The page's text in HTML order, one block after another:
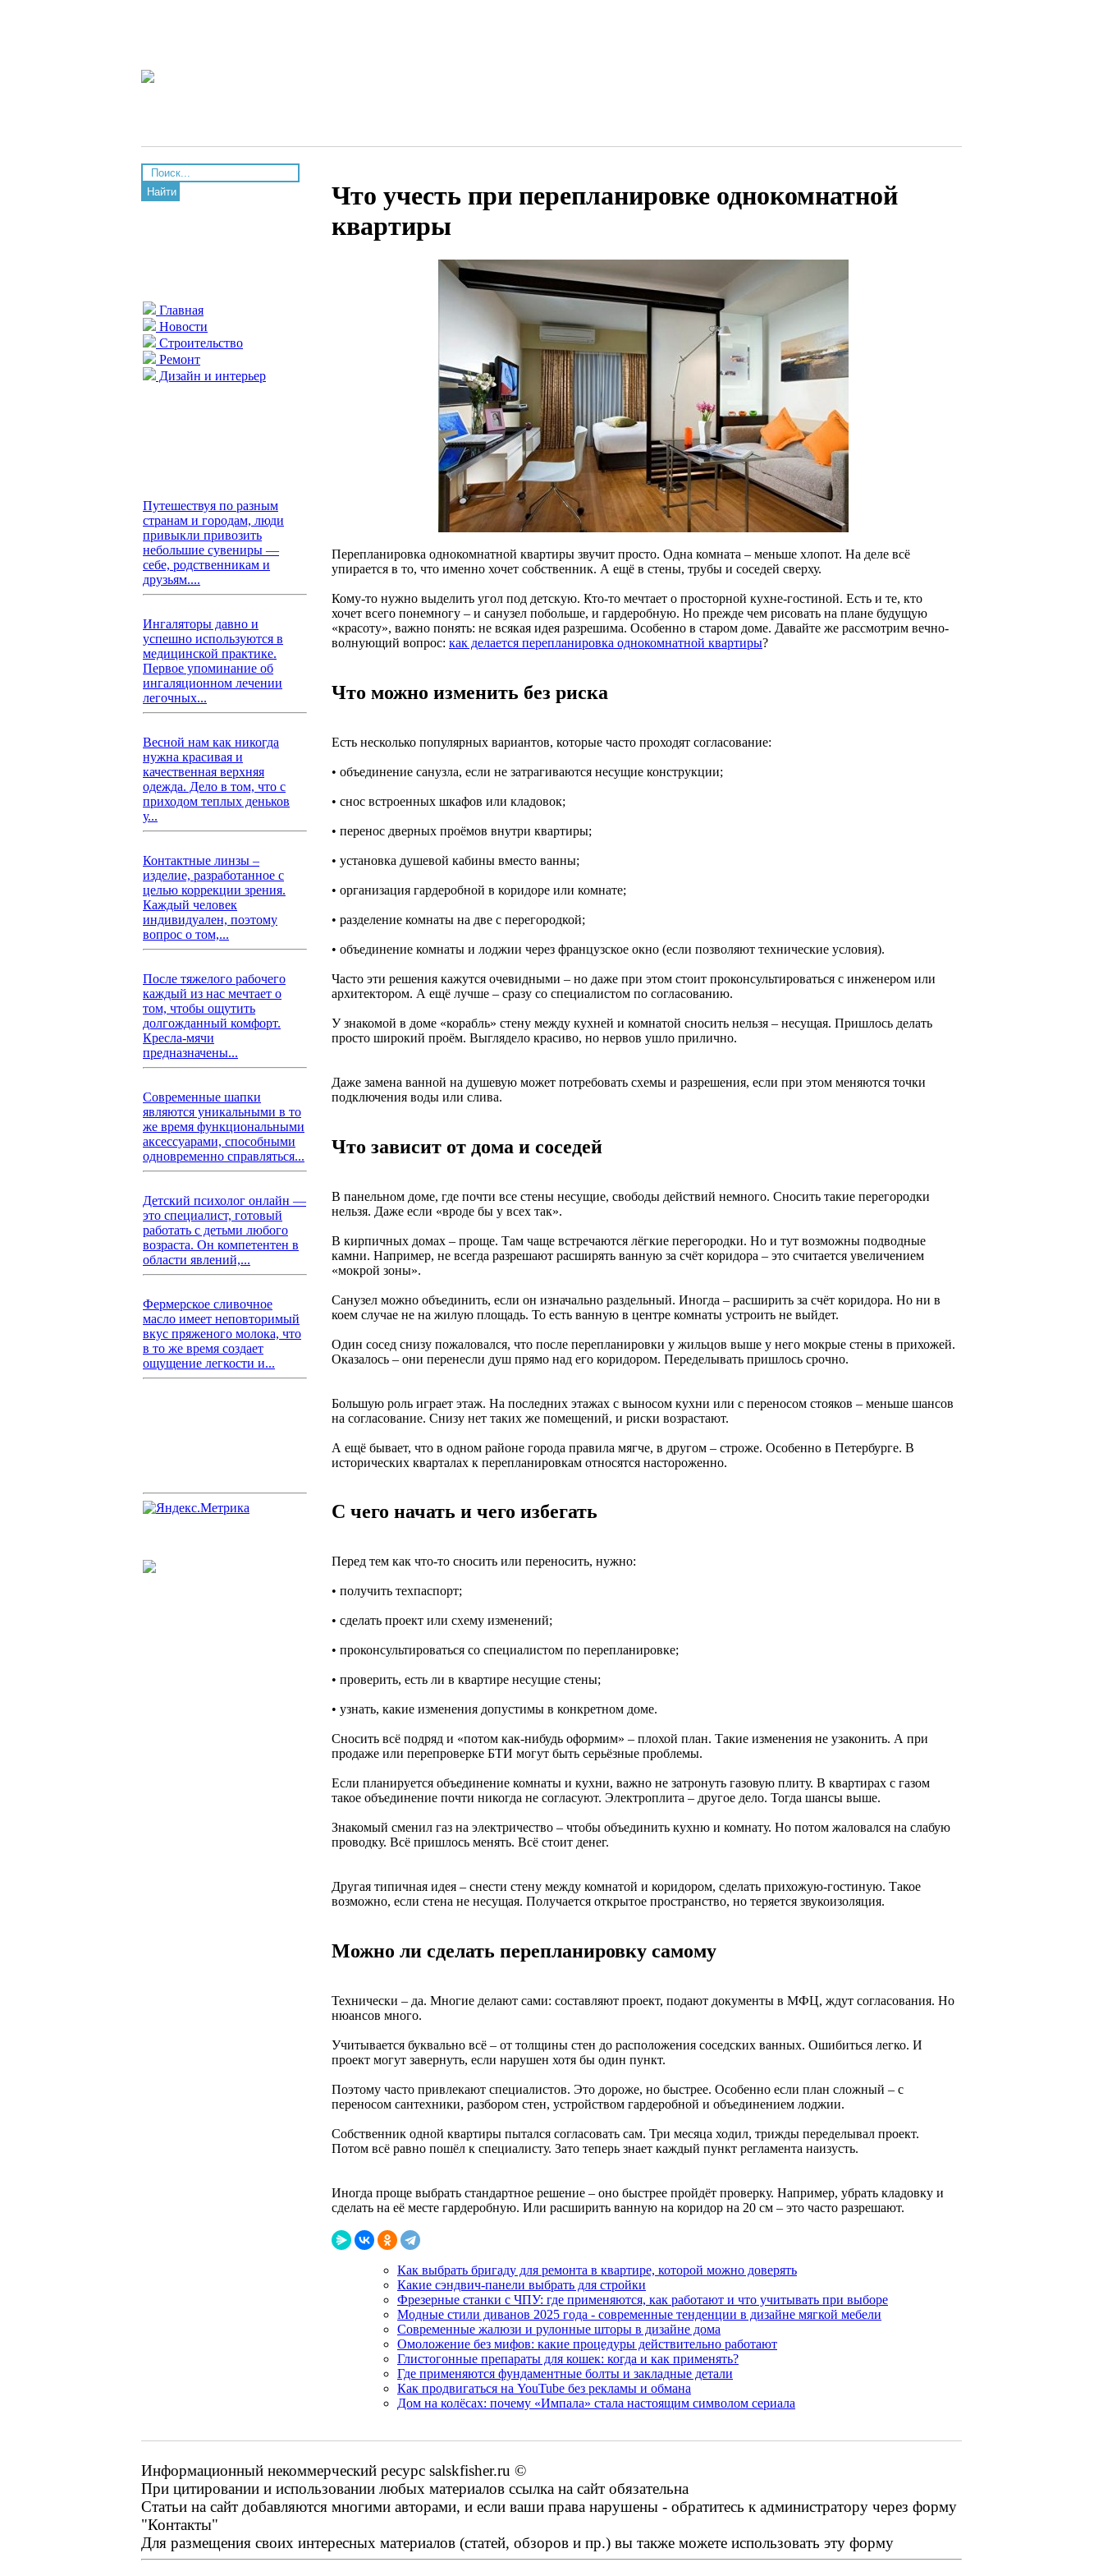
Найти
Главная
Новости
Строительство
Ремонт
Дизайн и интерьер
Путешествуя по разным
странам и городам, люди
привыкли привозить
небольшие сувениры —
себе, родственникам и
друзьям....
Ингаляторы давно и
успешно используются в
медицинской практике.
Первое упоминание об
ингаляционном лечении
легочных...
Весной нам как никогда
нужна красивая и
качественная верхняя
одежда. Дело в том, что с
приходом теплых деньков
у...
Контактные линзы –
изделие, разработанное с
целью коррекции зрения.
Каждый человек
индивидуален, поэтому
вопрос о том,...
После тяжелого рабочего
каждый из нас мечтает о
том, чтобы ощутить
долгожданный комфорт.
Кресла-мячи
предназначены...
Современные шапки
являются уникальными в то
же время функциональными
аксессуарами, способными
одновременно справляться...
Детский психолог онлайн —
это специалист, готовый
работать с детьми любого
возраста. Он компетентен в
области явлений,...
Фермерское сливочное
масло имеет неповторимый
вкус пряженого молока, что
в то же время создает
ощущение легкости и...
Что учесть при перепланировке однокомнатной
квартиры
Перепланировка однокомнатной квартиры звучит просто. Одна комната – меньше хлопот. На деле всё
упирается в то, что именно хочет собственник. А ещё в стены, трубы и соседей сверху.
Кому-то нужно выделить угол под детскую. Кто-то мечтает о просторной кухне-гостиной. Есть и те, кто
хочет всего понемногу – и санузел побольше, и гардеробную. Но прежде чем рисовать на плане будущую
«красоту», важно понять: не всякая идея разрешима. Особенно в старом доме. Давайте же рассмотрим вечно-
волнующий вопрос: как делается перепланировка однокомнатной квартиры?
Что можно изменить без риска
Есть несколько популярных вариантов, которые часто проходят согласование:
• объединение санузла, если не затрагиваются несущие конструкции;
• снос встроенных шкафов или кладовок;
• перенос дверных проёмов внутри квартиры;
• установка душевой кабины вместо ванны;
• организация гардеробной в коридоре или комнате;
• разделение комнаты на две с перегородкой;
• объединение комнаты и лоджии через французское окно (если позволяют технические условия).
Часто эти решения кажутся очевидными – но даже при этом стоит проконсультироваться с инженером или
архитектором. А ещё лучше – сразу со специалистом по согласованию.
У знакомой в доме «корабль» стену между кухней и комнатой сносить нельзя – несущая. Пришлось делать
просто широкий проём. Выглядело красиво, но нервов ушло прилично.
Даже замена ванной на душевую может потребовать схемы и разрешения, если при этом меняются точки
подключения воды или слива.
Что зависит от дома и соседей
В панельном доме, где почти все стены несущие, свободы действий немного. Сносить такие перегородки
нельзя. Даже если «вроде бы у всех так».
В кирпичных домах – проще. Там чаще встречаются лёгкие перегородки. Но и тут возможны подводные
камни. Например, не всегда разрешают расширять ванную за счёт коридора – это считается увеличением
«мокрой зоны».
Санузел можно объединить, если он изначально раздельный. Иногда – расширить за счёт коридора. Но ни в
коем случае не на жилую площадь. То есть ванную в центре комнаты устроить не выйдет.
Один сосед снизу пожаловался, что после перепланировки у жильцов выше у него мокрые стены в прихожей.
Оказалось – они перенесли душ прямо над его коридором. Переделывать пришлось срочно.
Большую роль играет этаж. На последних этажах с выносом кухни или с переносом стояков – меньше шансов
на согласование. Снизу нет таких же помещений, и риски возрастают.
А ещё бывает, что в одном районе города правила мягче, в другом – строже. Особенно в Петербурге. В
исторических кварталах к перепланировкам относятся настороженно.
С чего начать и чего избегать
Перед тем как что-то сносить или переносить, нужно:
• получить техпаспорт;
• сделать проект или схему изменений;
• проконсультироваться со специалистом по перепланировке;
• проверить, есть ли в квартире несущие стены;
• узнать, какие изменения допустимы в конкретном доме.
Сносить всё подряд и «потом как-нибудь оформим» – плохой план. Такие изменения не узаконить. А при
продаже или перепроверке БТИ могут быть серьёзные проблемы.
Если планируется объединение комнаты и кухни, важно не затронуть газовую плиту. В квартирах с газом
такое объединение почти никогда не согласуют. Электроплита – другое дело. Тогда шансы выше.
Знакомый сменил газ на электричество – чтобы объединить кухню и комнату. Но потом жаловался на слабую
проводку. Всё пришлось менять. Всё стоит денег.
Другая типичная идея – снести стену между комнатой и коридором, сделать прихожую-гостиную. Такое
возможно, если стена не несущая. Получается открытое пространство, но теряется звукоизоляция.
Можно ли сделать перепланировку самому
Технически – да. Многие делают сами: составляют проект, подают документы в МФЦ, ждут согласования. Но
нюансов много.
Учитывается буквально всё – от толщины стен до расположения соседских ванных. Ошибиться легко. И
проект могут завернуть, если нарушен хотя бы один пункт.
Поэтому часто привлекают специалистов. Это дороже, но быстрее. Особенно если план сложный – с
переносом сантехники, разбором стен, устройством гардеробной и объединением лоджии.
Собственник одной квартиры пытался согласовать сам. Три месяца ходил, трижды переделывал проект.
Потом всё равно пошёл к специалисту. Зато теперь знает каждый пункт регламента наизусть.
Иногда проще выбрать стандартное решение – оно быстрее пройдёт проверку. Например, убрать кладовку и
сделать на её месте гардеробную. Или расширить ванную на коридор на 20 см – это часто разрешают.
Как выбрать бригаду для ремонта в квартире, которой можно доверять
Какие сэндвич-панели выбрать для стройки
Фрезерные станки с ЧПУ: где применяются, как работают и что учитывать при выборе
Модные стили диванов 2025 года - современные тенденции в дизайне мягкой мебели
Современные жалюзи и рулонные шторы в дизайне дома
Омоложение без мифов: какие процедуры действительно работают
Глистогонные препараты для кошек: когда и как применять?
Где применяются фундаментные болты и закладные детали
Как продвигаться на YouTube без рекламы и обмана
Дом на колёсах: почему «Импала» стала настоящим символом сериала
Информационный некоммерческий ресурс salskfisher.ru ©
При цитировании и использовании любых материалов ссылка на сайт обязательна
Статьи на сайт добавляются многими авторами, и если ваши права нарушены - обратитесь к администратору через форму
"Контакты"
Для размещения своих интересных материалов (статей, обзоров и пр.) вы также можете использовать эту форму